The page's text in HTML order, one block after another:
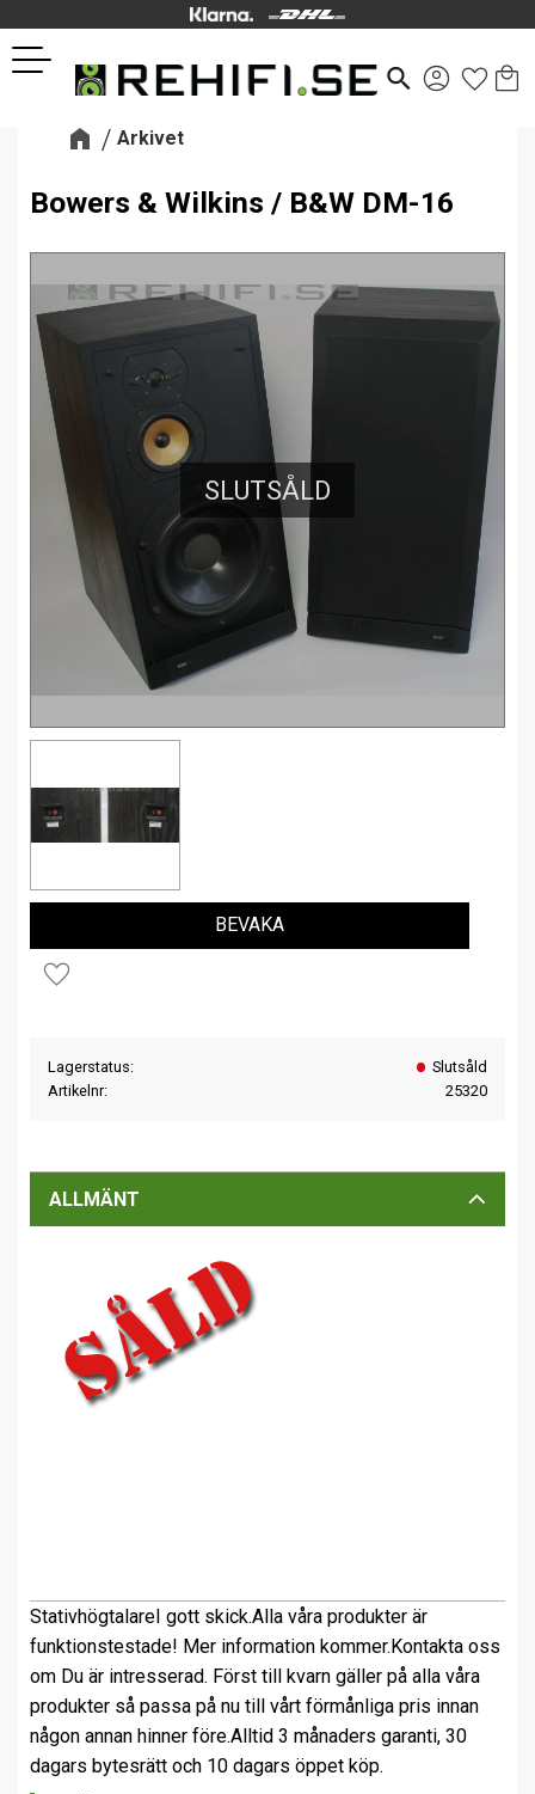
Meny
search
Arkivet
Bowers & Wilkins / B&W DM-16
SLUTSÅLD
Lägg till i favoriter
BEVAKA
Lagerstatus
Slutsåld
Artikelnr
25320
ALLMÄNT
StativhögtalareI gott skick.Alla våra produkter är
funktionstestade! Mer information kommer.Kontakta oss
om Du är intresserad. Först till kvarn gäller på alla våra
produkter så passa på nu till vårt förmånliga pris innan
någon annan hinner före.Alltid 3 månaders garanti, 30
dagars bytesrätt och 10 dagars öppet köp.